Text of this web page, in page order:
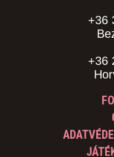
+36
+36